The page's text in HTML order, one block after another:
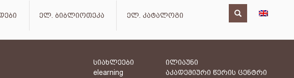
ელ. ბიბლიოთეკა ელ. კატალოგი
სიახლეები
elearning
ილიაუნი
აკადემიური წერის ცენტრი